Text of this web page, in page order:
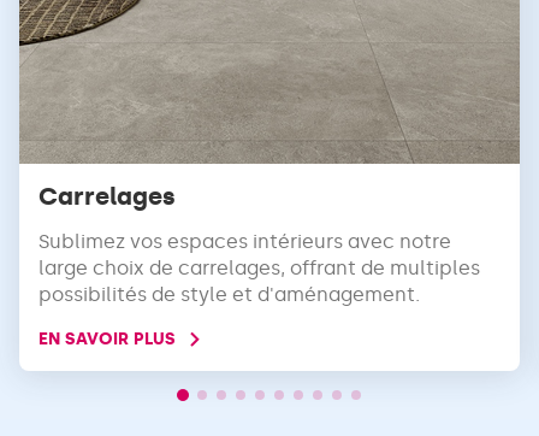
Carrelages
Sublimez vos espaces intérieurs avec notre
large choix de carrelages, offrant de multiples
possibilités de style et d'aménagement.
EN SAVOIR PLUS